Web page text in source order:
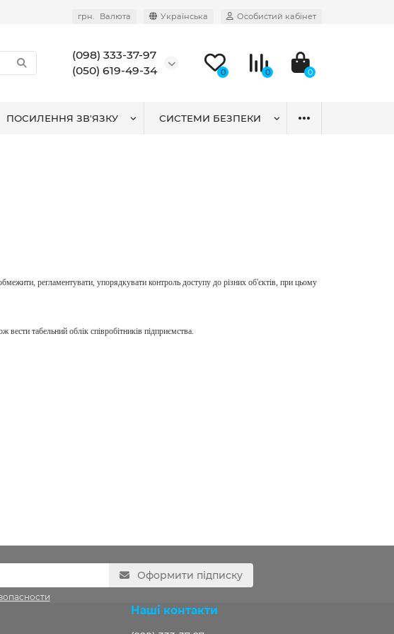
грн. Валюта Українська Особистий кабінет
(098) 333-37-97
(050) 619-49-34
0 0 0
ПОСИЛЕННЯ ЗВ'ЯЗКУ СИСТЕМИ БЕЗПЕКИ
регламентувати, упорядкувати контроль доступу до різних об'єктів, при цьому
табельний облік співробітників підприємства.
Оформити підписку
Наші контакти